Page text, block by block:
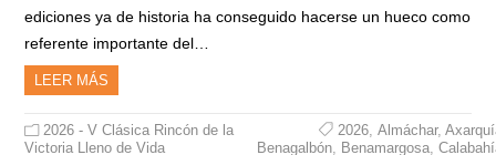
ediciones ya de historia ha conseguido hacerse un hueco como
referente importante del…
LEER MÁS
2026 - V Clásica Rincón de la
Victoria Lleno de Vida
2026 ,Almáchar,
Benagalbón Benamargosa ,